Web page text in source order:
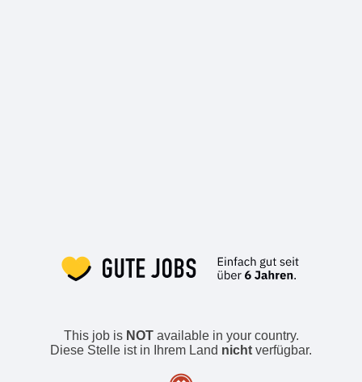
This job is NOTavailable in your country.
Diese Stelle ist in Ihrem Land nicht verfügbar.